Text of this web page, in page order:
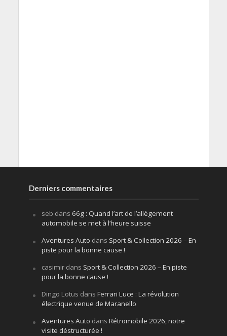
Derniers commentaires
seb dans 66g : Quand l’art de l’allègement
automobile se met à l’heure suisse
Aventures Auto dans Sport & Collection 2026 – En
piste pour la bonne cause !
casimirdans Sport & Collection 2026 – En piste
pour la bonne cause !
Dingo Lotus dans Ferrari Luce : La révolution
électrique venue de Maranello
Aventures Auto dans Rétromobile 2026, notre
visite déstructurée !